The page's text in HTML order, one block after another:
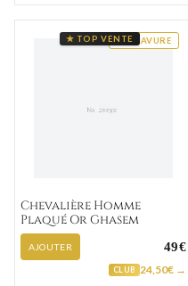
GRAVURE
★ TOP VENTE
Chevalière Homme
Plaqué Or Ghasem
AJOUTER 49€
CLUB 24,50€ →